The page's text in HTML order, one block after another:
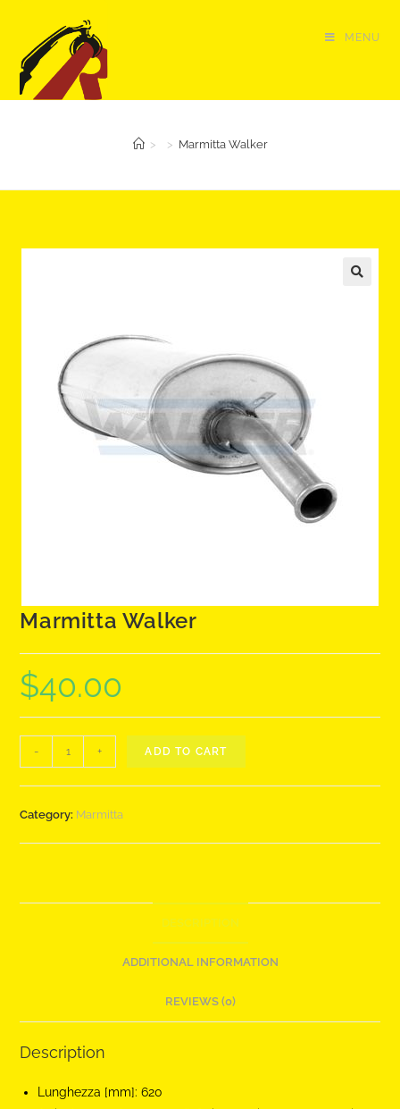
contenuto
MENU
> > Marmitta Walker
Marmitta Walker
$40.00
Walker
quantity
- + ADD TO CART
Category: Marmitta
DESCRIPTION
ADDITIONAL INFORMATION
REVIEWS (0)
Description
Lunghezza [mm]:620